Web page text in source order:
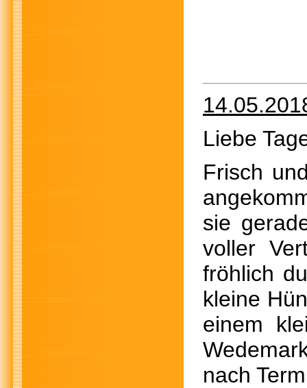
Liebe
Frisch
sie
voller
fröhlich
kleine
einem
nach